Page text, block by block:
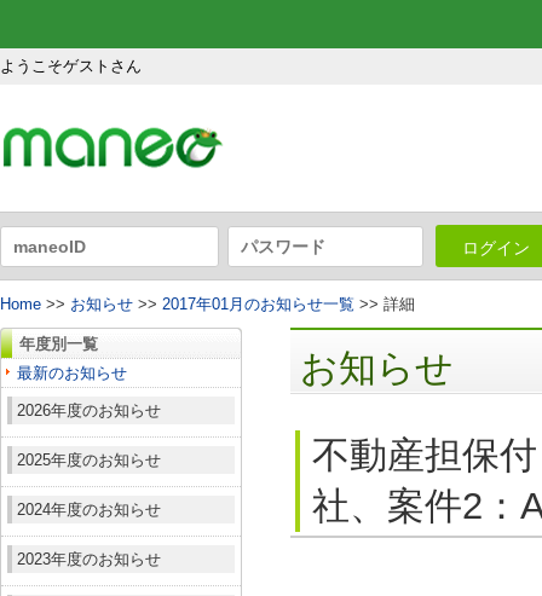
ようこそゲストさん
ログイン
Home >> お知らせ >> 2017年01月のお知らせ一覧 >> 詳細
年度別一覧
最新のお知らせ
2026年度のお知らせ
2025年度のお知らせ
2024年度のお知らせ
2023年度のお知らせ
お知らせ
不動産担保
社、案件2：